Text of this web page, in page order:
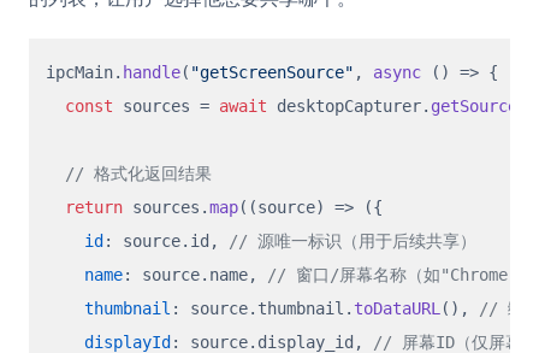
ipcMain. handle( "getScreenSource" , async () => {
const sources = await desktopCapturer. getSources
// 格式化返回结果
return sources.map( (source) => ({
id: source. id ,
// 源唯一标识（用于后续共享）
name: source. name,
// 窗口/屏幕名称（如"Chrome"
thumbnail : source. thumbnail . toDataURL (),
// 缩略
displayId: source. display_id ,
// 屏幕ID（仅屏幕